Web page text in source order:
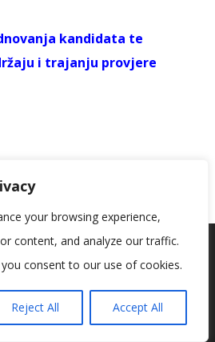
your browsing experience,
content, and analyze our traffic.
consent to our use of cookies.
Reject All Accept All
kandidata te
i trajanju provjere
(intervju) u postupku natječaja za
SURADNIKA – SOCIJALNOG
vam pružili najbolje iskustvo na
koristimo ili opcije za